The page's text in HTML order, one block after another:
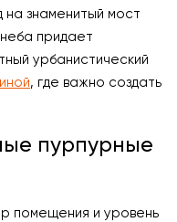
на знаменитый мост
придает
урбанистический
, где важно создать
пурпурные
помещения и уровень